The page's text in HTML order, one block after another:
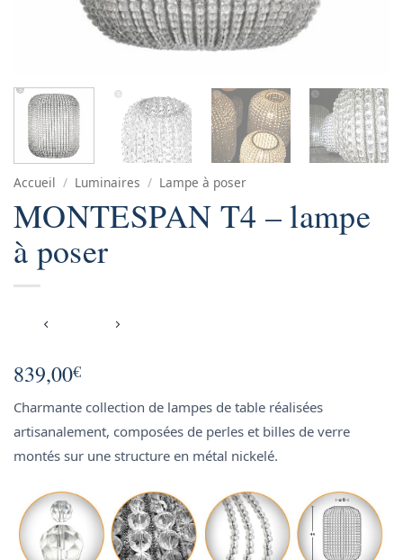
Accueil / Luminaires / Lampe à poser
MONTESPAN T4 – lampe
à poser
839,00€
Charmante collection de lampes de table réalisées
artisanalement, composées de perles et billes de verre
montés sur une structure en métal nickelé.